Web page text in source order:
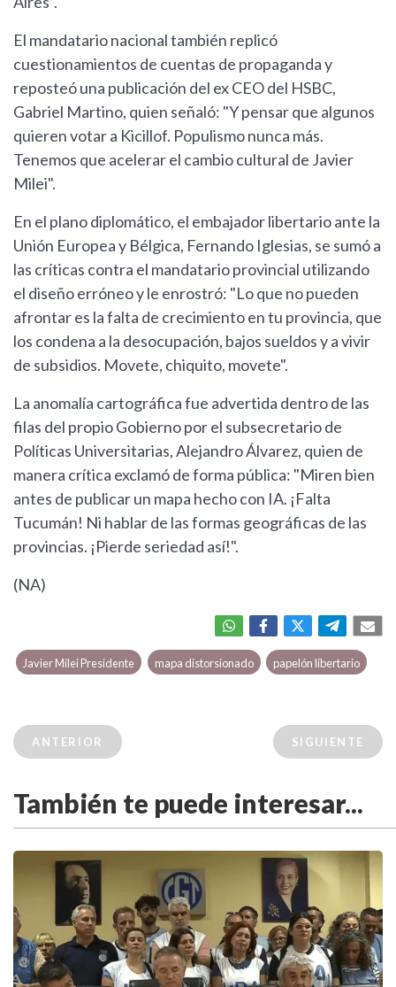
El mandatario nacional también replicó
cuestionamientos de cuentas de propaganda y
reposteó una publicación del ex CEO del HSBC,
Gabriel Martino, quien señaló: "Y pensar que algunos
quieren votar a Kicillof. Populismo nunca más.
Tenemos que acelerar el cambio cultural de Javier
Milei".
En el plano diplomático, el embajador libertario ante la
Unión Europea y Bélgica, Fernando Iglesias, se sumó a
las críticas contra el mandatario provincial utilizando
el diseño erróneo y le enrostró: "Lo que no pueden
afrontar es la falta de crecimiento en tu provincia, que
los condena a la desocupación, bajos sueldos y a vivir
de subsidios. Movete, chiquito, movete".
La anomalía cartográfica fue advertida dentro de las
filas del propio Gobierno por el subsecretario de
Políticas Universitarias, Alejandro Álvarez, quien de
manera crítica exclamó de forma pública: "Miren bien
antes de publicar un mapa hecho con IA. ¡Falta
Tucumán! Ni hablar de las formas geográficas de las
provincias. ¡Pierde seriedad así!".
(NA)
Javier Milei Presidente mapa distorsionado papelón libertario
ANTERIOR SIGUIENTE
También te puede interesar...